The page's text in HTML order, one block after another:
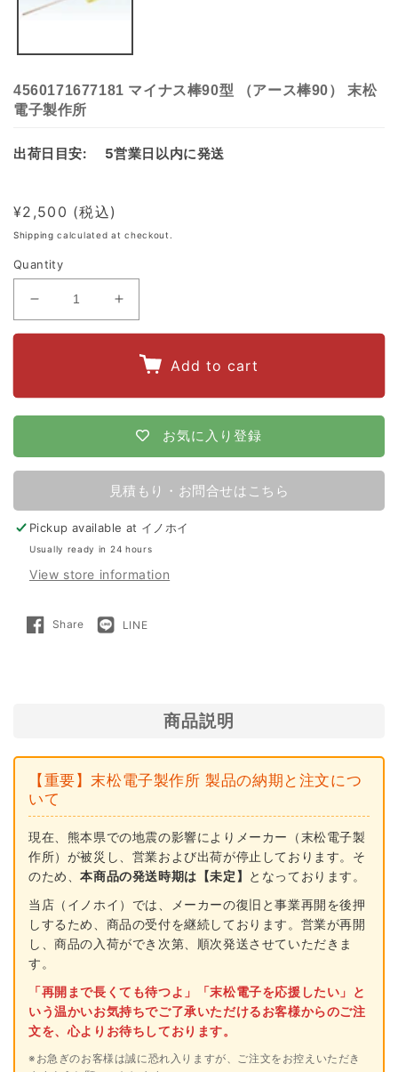
4560171677181 マイナス棒90型 （アース棒90） 末松
電子製作所
出荷日目安: 5営業日以内に発送
Regular
price
¥2,500
Shipping calculated at checkout.
Quantity
quantity
ナ
棒
90
（ア
ス
電
子
製
作
所
quantity
ナ
ス
棒
90
（ア
ス
電
子
作
所
Add to cart
お気に入り登録
見積もり・お問合せはこちら
Pickup available at イノホイ
Usually ready in 24 hours
View store information
ShareShare
LINELINE
で
商品説明
【重要】末松電子製作所 製品の納期と注文につ
いて
現在、熊本県での地震の影響によりメーカー（末松電子製
作所）が被災し、営業および出荷が停止しております。そ
のため、本商品の発送時期は【未定】
となっております。
当店（イノホイ）では、メーカーの復旧と事業再開を後押
しするため、商品の受付を継続しております。営業が再開
し、商品の入荷ができ次第、順次発送させていただきま
す。
「再開まで長くても待つよ」「末松電子を応援したい」と
いう温かいお気持ちでご了承いただけるお客様からのご注
文を、心よりお待ちしております。
※お急ぎのお客様は誠に恐れ入りますが、ご注文をお控えいただき